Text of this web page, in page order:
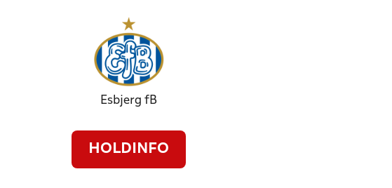
Esbjerg fB
HOLDINFO